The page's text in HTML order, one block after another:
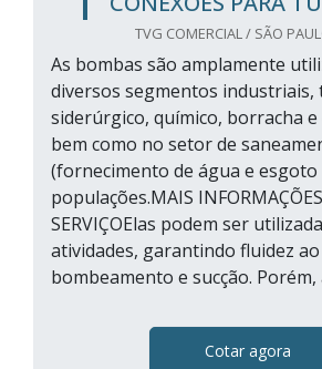
TVG COMERCIAL / SÃO
As bombas são amplamente
diversos segmentos industriais,
siderúrgico, químico, borracha e
bem como no setor de
(fornecimento de água e esgoto
populações.MAIS
SERVIÇOElas podem ser
atividades, garantindo fluidez
bombeamento e sucção. Porém,
Cotar agora